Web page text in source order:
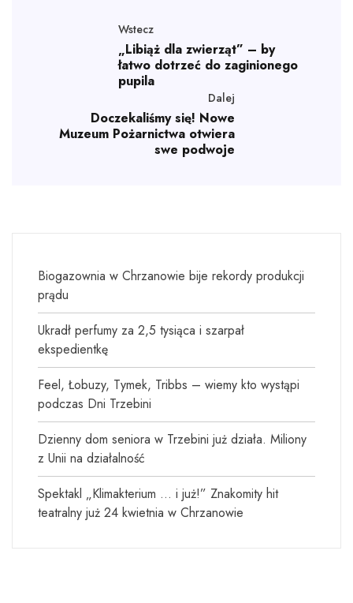
Wstecz
„Libiąż dla zwierząt” – by
łatwo dotrzeć do zaginionego
pupila
Dalej
Doczekaliśmy się! Nowe
Muzeum Pożarnictwa otwiera
swe podwoje
Biogazownia w Chrzanowie bije rekordy produkcji
prądu
Ukradł perfumy za 2,5 tysiąca i szarpał
ekspedientkę
Feel, Łobuzy, Tymek, Tribbs – wiemy kto wystąpi
podczas Dni Trzebini
Dzienny dom seniora w Trzebini już działa. Miliony
z Unii na działalność
Spektakl „Klimakterium … i już!” Znakomity hit
teatralny już 24 kwietnia w Chrzanowie